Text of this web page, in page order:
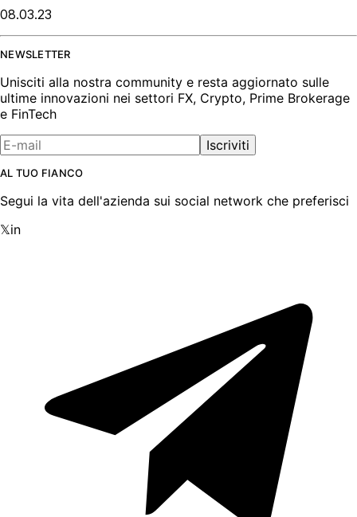
08.03.23
NEWSLETTER
Unisciti alla nostra community e resta aggiornato sulle
ultime innovazioni nei settori FX, Crypto, Prime Brokerage
e FinTech
Iscriviti
AL TUO FIANCO
Segui la vita dell'azienda sui social network che preferisci
𝕏in